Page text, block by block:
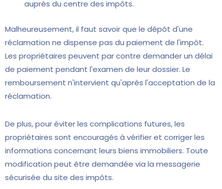
auprès du centre des impôts.
Malheureusement, il faut savoir que le dépôt d'une
réclamation ne dispense pas du paiement de l'impôt.
Les propriétaires peuvent par contre demander un délai
de paiement pendant l'examen de leur dossier. Le
remboursement n'intervient qu'après l'acceptation de la
réclamation.
De plus, pour éviter les complications futures, les
propriétaires sont encouragés à vérifier et corriger les
informations concernant leurs biens immobiliers. Toute
modification peut être demandée via la messagerie
sécurisée du site des impôts.